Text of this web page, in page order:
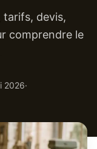
tarifs, devis,
comprendre le
2026·